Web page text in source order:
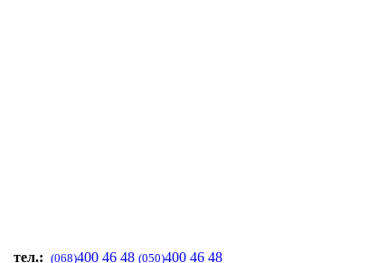
тел.: (068)400 46 48 (050)400 46 48